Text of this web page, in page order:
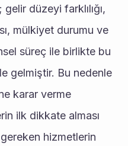
düzeyi farklılığı,
mülkiyet durumu ve
süreç ile birlikte bu
gelmiştir. Bu nedenle
karar verme
ilk dikkate alması
hizmetlerin